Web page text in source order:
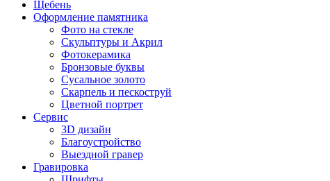
Щебень
Оформление памятника
Фото на стекле
Скульптуры и Акрил
Фотокерамика
Бронзовые буквы
Сусальное золото
Скарпель и пескоструй
Цветной портрет
Сервис
3D дизайн
Благоустройство
Выездной гравер
Гравировка